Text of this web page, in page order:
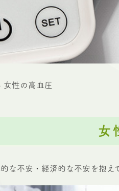
女性の高血圧
女
な不安・経済的な不安を抱え